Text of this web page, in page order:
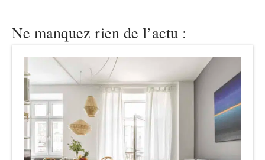
Ne manquez rien de l’actu :